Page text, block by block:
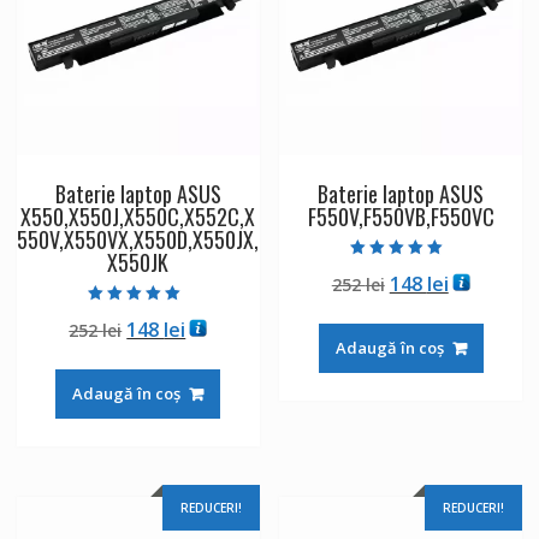
Baterie laptop ASUS
X550,X550J,X550C,X552C,X
550V,X550VX,X550D,X550JX,
X550JK
5.00
din 5
252lei Prețul
a
fost:
148 leiPrețul
este:
148 lei.
Adaugă în coș
Baterie laptop ASUS
F550V,F550VB,F550VC
5.00
din 5
252lei Prețul
a
fost:
148 leiPrețul
este:
148 lei.
Adaugă în coș
REDUCERI! REDUCERI!